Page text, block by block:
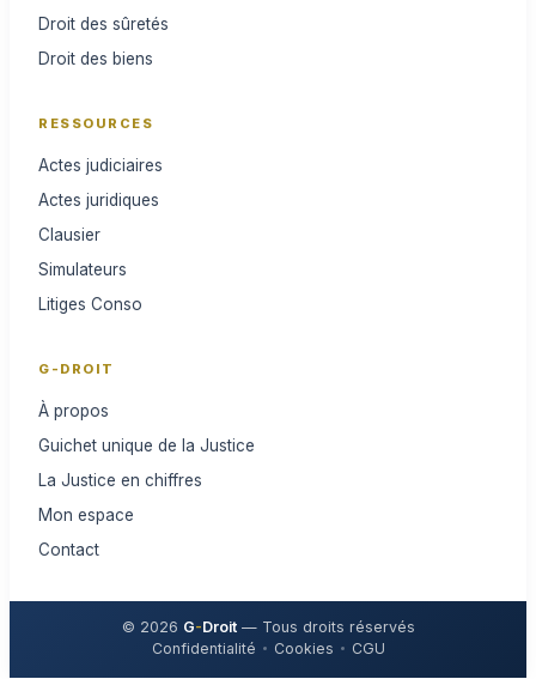
Droit des sûretés
Droit des biens
RESSOURCES
Actes judiciaires
Actes juridiques
Clausier
Simulateurs
Litiges Conso
G-DROIT
À propos
Guichet unique de la Justice
La Justice en chiffres
Mon espace
Contact
© 2026 G-Droit— Tous droits réservés
Confidentialité
Cookies CGU